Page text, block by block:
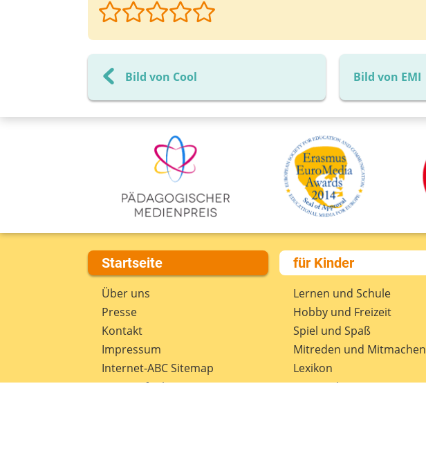
Bild von Cool Bild von EMI
Startseite
Über uns
Presse
Kontakt
Impressum
Internet-ABC Sitemap
Barrierefreiheit
für Kinder
Lernen und Schule
Hobby und Freizeit
Spiel und Spaß
Mitreden und Mitmachen
Lexikon
Datenschutz